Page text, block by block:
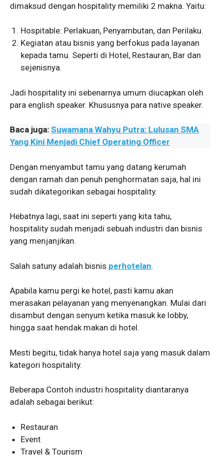
dimaksud dengan hospitality memiliki 2 makna. Yaitu:
Hospitable: Perlakuan, Penyambutan, dan Perilaku.
Kegiatan atau bisnis yang berfokus pada layanan
kepada tamu. Seperti di Hotel, Restauran, Bar dan
sejenisnya.
Jadi hospitality ini sebenarnya umum diucapkan oleh
para english speaker. Khususnya para native speaker.
Baca juga: Suwamana Wahyu Putra: Lulusan SMA
Yang Kini Menjadi Chief Operating Officer
Dengan menyambut tamu yang datang kerumah
dengan ramah dan penuh penghormatan saja, hal ini
sudah dikategorikan sebagai hospitality.
Hebatnya lagi, saat ini seperti yang kita tahu,
hospitality sudah menjadi sebuah industri dan bisnis
yang menjanjikan.
Salah satuny adalah bisnis perhotelan.
Apabila kamu pergi ke hotel, pasti kamu akan
merasakan pelayanan yang menyenangkan. Mulai dari
disambut dengan senyum ketika masuk ke lobby,
hingga saat hendak makan di hotel.
Mesti begitu, tidak hanya hotel saja yang masuk dalam
kategori hospitality.
Beberapa Contoh industri hospitality diantaranya
adalah sebagai berikut:
Restauran
Event
Travel & Tourism